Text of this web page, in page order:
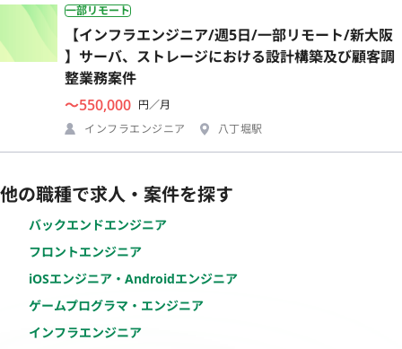
一部リモート
【インフラエンジニア/週5日/一部リモート/新大阪
】サーバ、ストレージにおける設計構築及び顧客調
整業務案件
〜550,000 円／月
インフラエンジニア
八丁堀駅
他の職種で求人・案件を探す
バックエンドエンジニア
フロントエンジニア
iOSエンジニア・Androidエンジニア
ゲームプログラマ・エンジニア
インフラエンジニア